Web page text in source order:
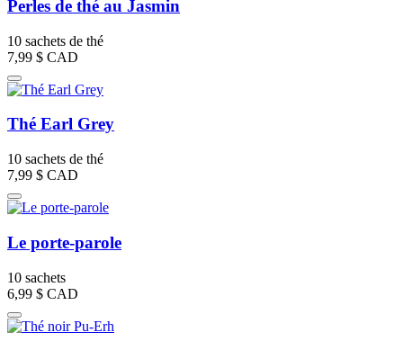
Perles de thé au Jasmin
10 sachets de thé
7,99 $ CAD
Thé Earl Grey
10 sachets de thé
7,99 $ CAD
Le porte-parole
10 sachets
6,99 $ CAD